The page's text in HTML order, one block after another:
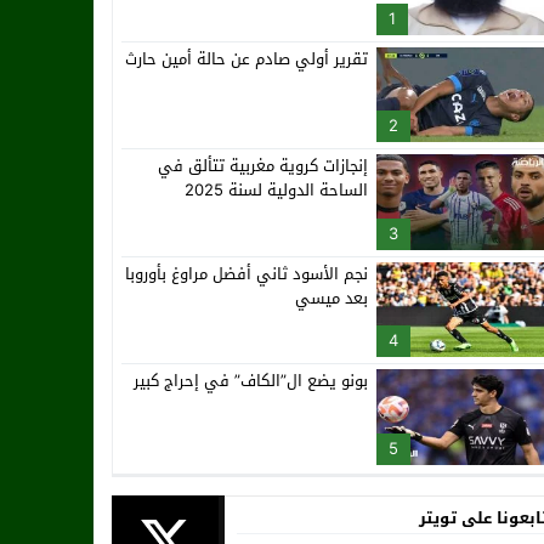
1
2
تقرير أولي صادم عن حالة أمين حارث
3
إنجازات كروية مغربية تتألق في
الساحة الدولية لسنة 2025
4
نجم الأسود ثاني أفضل مراوغ بأوروبا
بعد ميسي
5
بونو يضع ال”الكاف” في إحراج كبير
على تويتر